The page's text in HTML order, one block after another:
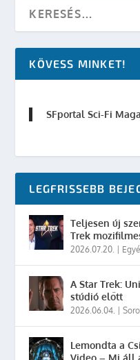
KÖVESS MINKET!
SFportal Sci-Fi
LEGFRISSEBB
Teljesen új
Trek
2026.07.20.
A Star Trek:
stúdió előtt
2026.06.04. |
Lemondta a